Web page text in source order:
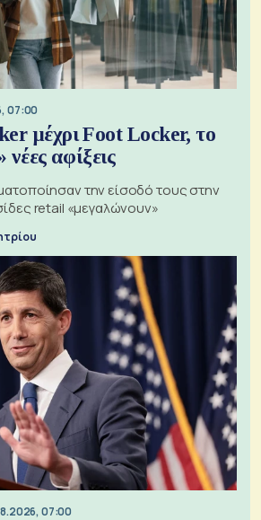
07:00
μέχρι Foot Locker, το
αφίξεις
την είσοδό τους στην
retail «μεγαλώνουν»
07:00